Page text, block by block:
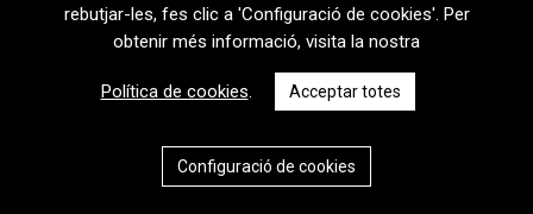
08720 Vilafranca del Penedès · General Prim 5, 2n · Barcelona
T+34 938 170 417 ·
+34 938 170 301
Política de privacitat|Política de cookies
CAT
ESP
rebutjar-les, fes clic a 'Configuració de cookies'. Per
obtenir més informació, visita la nostra
Política de cookies. Acceptar totes
Configuració de cookies